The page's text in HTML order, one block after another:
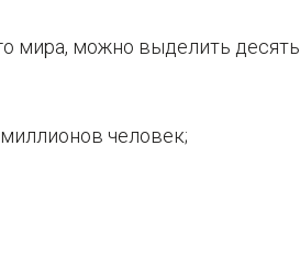
мира, можно выделить десять
человек;